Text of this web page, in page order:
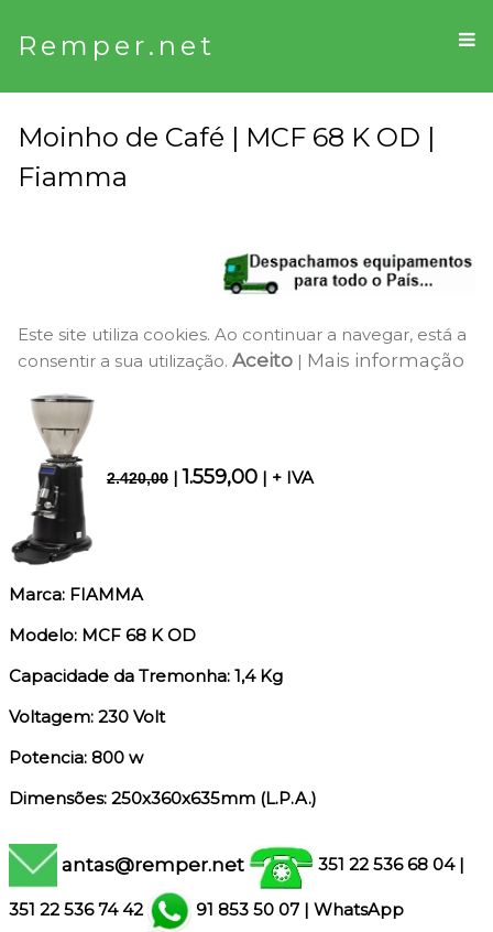
Remper.net
Moinho de Café | MCF 68 K OD |
Fiamma
Este site utiliza cookies. Ao continuar a navegar, está a
consentir a sua utilização. Aceito | Mais informação
2.420,00 |1.559,00 | + IVA
Marca: FIAMMA
Modelo: MCF 68 K OD
Capacidade da Tremonha: 1,4 Kg
Voltagem: 230 Volt
Potencia: 800 w
Dimensões: 250x360x635mm (L.P.A.)
antas@remper.net 351 22 536 68 04 |
351 22 536 74 42 91 853 50 07 | WhatsApp